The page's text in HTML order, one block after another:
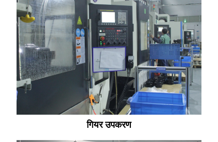
गियर उपकरण